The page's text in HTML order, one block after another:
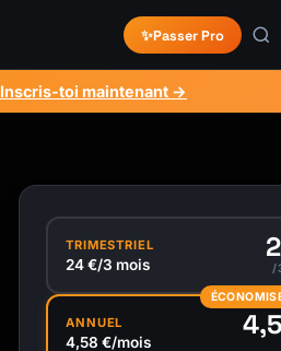
✨Passer Pro
Inscris-toi maintenant →
TRIMESTRIEL
24 €/3 mois
/
ANNUEL
4,58 €/mois